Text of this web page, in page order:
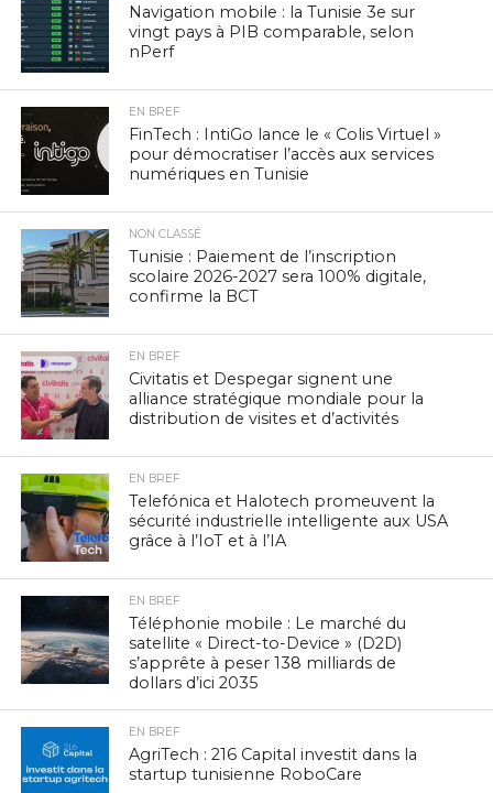
Navigation mobile : la Tunisie 3e sur
vingt pays à PIB comparable, selon
nPerf
EN BREF
FinTech : IntiGo lance le « Colis Virtuel »
pour démocratiser l’accès aux services
numériques en Tunisie
NON CLASSÉ
Tunisie : Paiement de l’inscription
scolaire 2026-2027 sera 100% digitale,
confirme la BCT
EN BREF
Civitatis et Despegar signent une
alliance stratégique mondiale pour la
distribution de visites et d’activités
EN BREF
Telefónica et Halotech promeuvent la
sécurité industrielle intelligente aux USA
grâce à l’IoT et à l’IA
EN BREF
Téléphonie mobile : Le marché du
satellite « Direct-to-Device » (D2D)
s’apprête à peser 138 milliards de
dollars d’ici 2035
EN BREF
AgriTech : 216 Capital investit dans la
startup tunisienne RoboCare